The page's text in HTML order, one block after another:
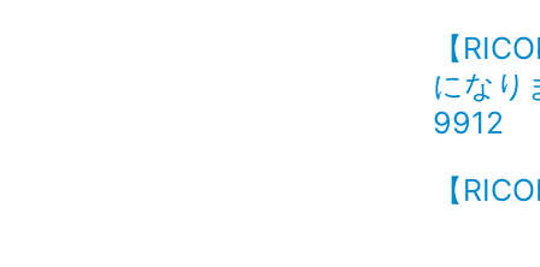
【
になり
9912
【